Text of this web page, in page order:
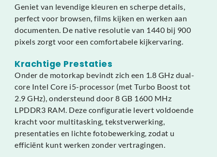
Geniet van levendige kleuren en scherpe details,
perfect voor browsen, films kijken en werken aan
documenten. De native resolutie van 1440 bij 900
pixels zorgt voor een comfortabele kijkervaring.
Krachtige Prestaties
Onder de motorkap bevindt zich een 1.8 GHz dual-
core Intel Core i5-processor (met Turbo Boost tot
2.9 GHz), ondersteund door 8 GB 1600 MHz
LPDDR3 RAM. Deze configuratie levert voldoende
kracht voor multitasking, tekstverwerking,
presentaties en lichte fotobewerking, zodat u
efficiënt kunt werken zonder vertragingen.